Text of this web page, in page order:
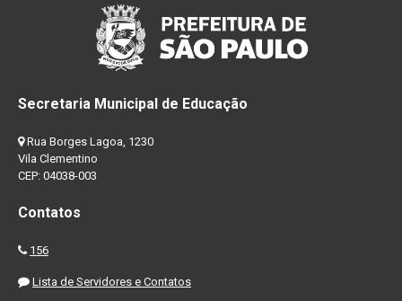
Secretaria Municipal de Educação
Rua Borges Lagoa, 1230
Vila Clementino
CEP: 04038-003
Contatos
156
Lista de Servidores e Contatos